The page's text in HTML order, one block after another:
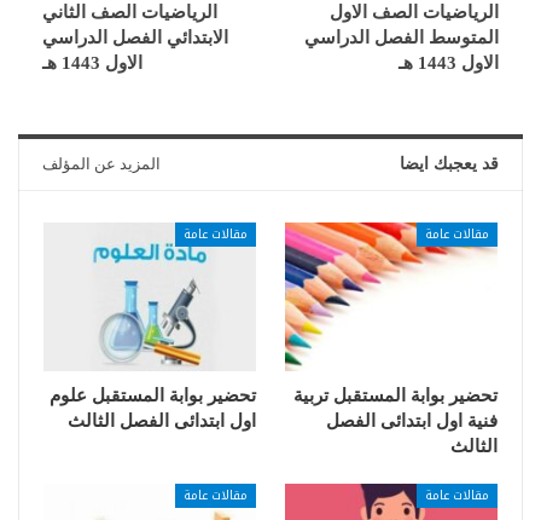
الرياضيات الصف الاول
المتوسط الفصل الدراسي
الاول 1443 هـ
الرياضيات الصف الثاني
الابتدائي الفصل الدراسي
الاول 1443 هـ
قد يعجبك ايضا المزيد عن المؤلف
مقالات عامة
تحضير بوابة المستقبل تربية
فنية اول ابتدائى الفصل
الثالث
مقالات عامة
تحضير بوابة المستقبل علوم
اول ابتدائى الفصل الثالث
مقالات عامة مقالات عامة